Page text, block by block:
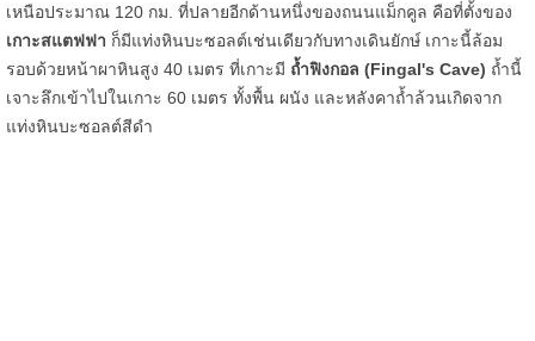
เหนือประมาณ 120 กม. ที่ปลายอีกด้านหนึ่งของถนนแม็กคูล คือที่ตั้งของ
เกาะสแตฟฟา ก็มีแท่งหินบะซอลต์เช่นเดียวกับทางเดินยักษ์ เกาะนี้ล้อม
รอบด้วยหน้าผาหินสูง 40 เมตร ที่เกาะมี ถ้ำฟิงกอล (Fingal's Cave) ถ้ำนี้
เจาะลึกเข้าไปในเกาะ 60 เมตร ทั้งพื้น ผนัง และหลังคาถ้ำล้วนเกิดจาก
แท่งหินบะซอลต์สีดำ